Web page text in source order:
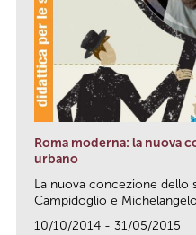
Roma moderna: la nuova
urbano
La nuova concezione dello
Campidoglio e
10/10/2014 - 31/05/2015